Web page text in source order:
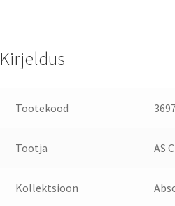
Kirjeldus
Tootekood
Tootja AS
Kollektsioon